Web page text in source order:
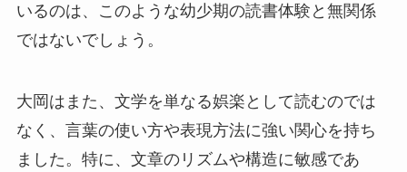
いるのは、このような幼少期の読書体験と無関係
ではないでしょう。
大岡はまた、文学を単なる娯楽として読むのでは
なく、言葉の使い方や表現方法に強い関心を持ち
ました。特に、文章のリズムや構造に敏感であ